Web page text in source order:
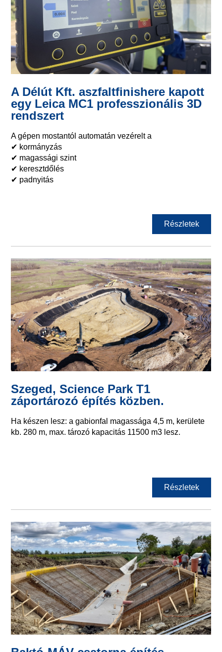
A Délút Kft. aszfaltfinishere kapott
egy Leica MC1 professzionális 3D
rendszert
A gépen mostantól automatán vezérelt a
✔ kormányzás
✔ magassági szint
✔ keresztdőlés
✔ padnyitás
Részletek
Szeged, Science Park T1
záportározó építés közben.
Ha készen lesz: a gabionfal magassága 4,5 m, kerülete
kb. 280 m, max. tározó kapacitás 11500 m3 lesz.
Részletek